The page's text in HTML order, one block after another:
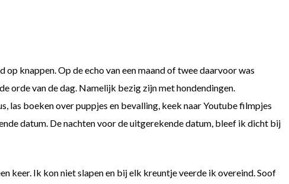
op knappen. Op de echo van een maand of twee daarvoor was
orde van de dag. Namelijk bezig zijn met hondendingen.
las boeken over puppjes en bevalling, keek naar Youtube filmpjes
datum. De nachten voor de uitgerekende datum, bleef ik dicht bij
keer. Ik kon niet slapen en bij elk kreuntje veerde ik overeind. Soof